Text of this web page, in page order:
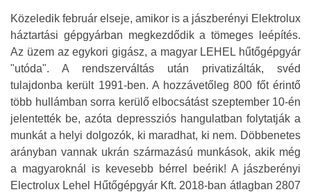
Közeledik február elseje, amikor is a jászberényi Elektrolux
háztartási gépgyárban megkezdődik a tömeges leépítés.
Az üzem az egykori gigász, a magyar LEHEL hűtőgépgyár
"utóda". A rendszerváltás után privatizálták, svéd
tulajdonba került 1991-ben. A hozzávetőleg 800 főt érintő
több hullámban sorra kerülő elbocsátást szeptember 10-én
jelentették be, azóta depressziós hangulatban folytatják a
munkát a helyi dolgozók, ki maradhat, ki nem. Döbbenetes
arányban vannak ukrán származású munkások, akik még
a magyaroknál is kevesebb bérrel beérik! A jászberényi
Electrolux Lehel Hűtőgépgyár Kft. 2018-ban átlagban 2807